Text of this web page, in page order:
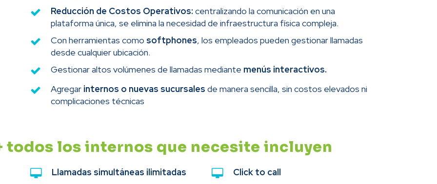
Reducción de Costos Operativos: centralizando la comunicación en una
plataforma única, se elimina la necesidad de infraestructura física compleja.
Con herramientas como softphones, los empleados pueden gestionar llamadas
desde cualquier ubicación.
Gestionar altos volúmenes de llamadas mediante menús interactivos.
Agregar internos o nuevas sucursales de manera sencilla, sin costos elevados ni
complicaciones técnicas
todos los internos que necesite incluyen
Llamadas simultáneas ilimitadas
Click to call